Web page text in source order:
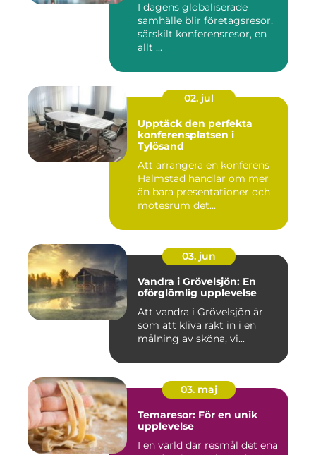
I dagens globaliserade
samhälle blir företagsresor,
särskilt konferensresor, en
allt ...
02. jul
Upptäck den perfekta
konferensplatsen i
Tylösand
Att arrangera en konferens
Halmstad handlar om mer
än bara presentationer och
mötesrum det...
03. jun
Vandra i Grövelsjön: En
oförglömlig upplevelse
Att vandra i Grövelsjön är
som att kliva rakt in i en
målning av sköna, vi...
03. maj
Temaresor: För en unik
upplevelse
I en värld där resmål det ena